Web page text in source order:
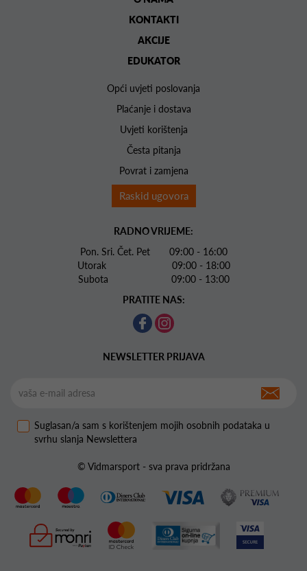
KONTAKTI
AKCIJE
EDUKATOR
Opći uvjeti poslovanja
Plaćanje i dostava
Uvjeti korištenja
Česta pitanja
Povrat i zamjena
Raskid ugovora
RADNO VRIJEME:
Pon. Sri. Čet. Pet 09:00 - 16:00
Utorak 09:00 - 18:00
Subota 09:00 - 13:00
PRATITE NAS:
NEWSLETTER PRIJAVA
Suglasan/a sam s korištenjem mojih osobnih podataka u
svrhu slanja Newslettera
© Vidmarsport - sva prava pridržana